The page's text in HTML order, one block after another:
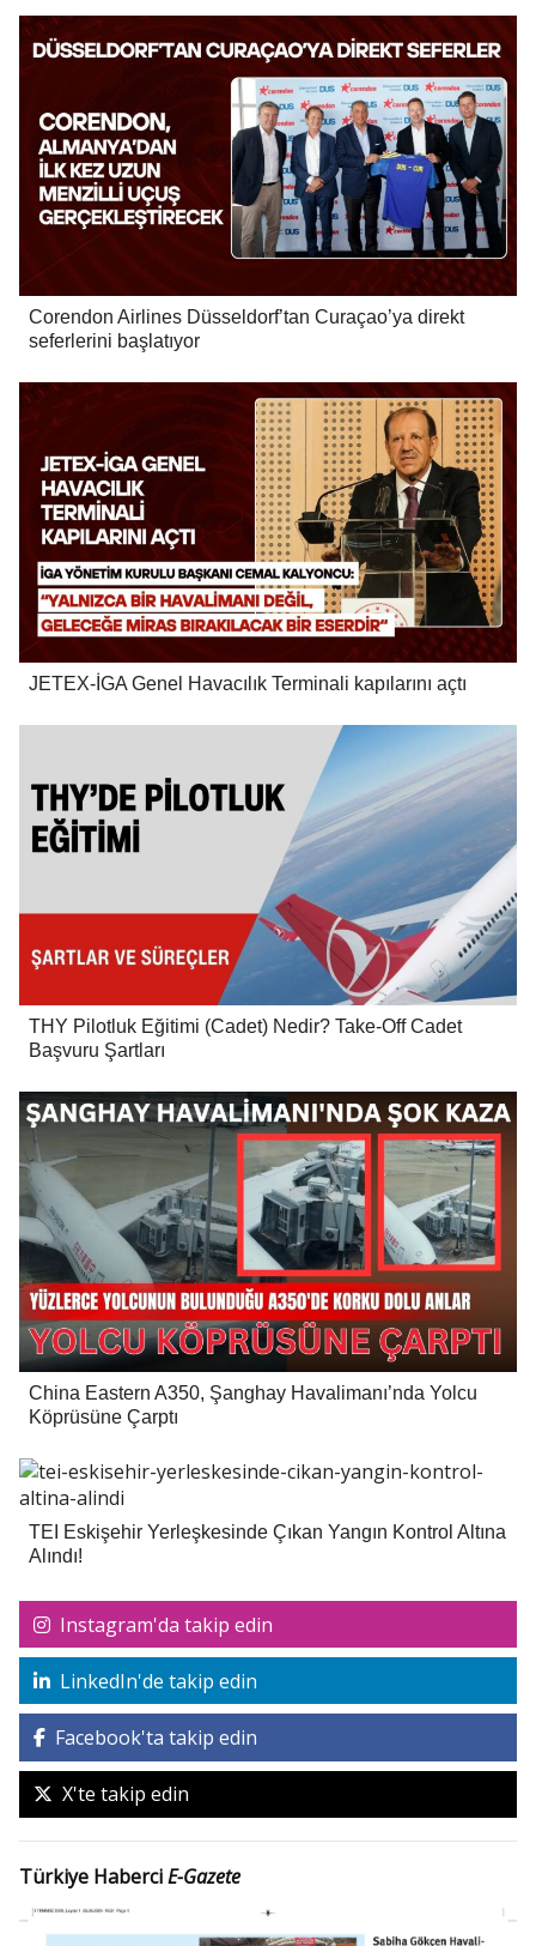
Corendon Airlines Düsseldorf’tan Curaçao’ya direkt
seferlerini başlatıyor
JETEX-İGA Genel Havacılık Terminali kapılarını açtı
THY Pilotluk Eğitimi (Cadet) Nedir? Take-Off Cadet
Başvuru Şartları
China Eastern A350, Şanghay Havalimanı’nda Yolcu
Köprüsüne Çarptı
TEI Eskişehir Yerleşkesinde Çıkan Yangın Kontrol Altına
Alındı!
Instagram'da takip edin
LinkedIn'de takip edin
Facebook'ta takip edin
X'te takip edin
Türkiye HaberciE-Gazete